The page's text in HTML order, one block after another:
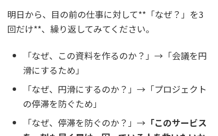
明日から、目の前の仕事に対して**「なぜ？」を3
回だけ**、繰り返してみてください。
「なぜ、この資料を作るのか？」→「会議を円
滑にするため」
「なぜ、円滑にするのか？」→「プロジェクト
の停滞を防ぐため」
「なぜ、停滞を防ぐのか？」→ 「このサービス